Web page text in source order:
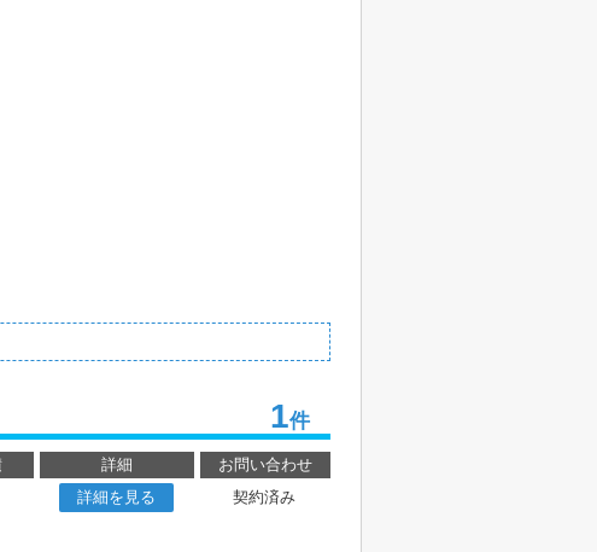
1件
詳細
お問い合わせ
詳細を見る
契約済み